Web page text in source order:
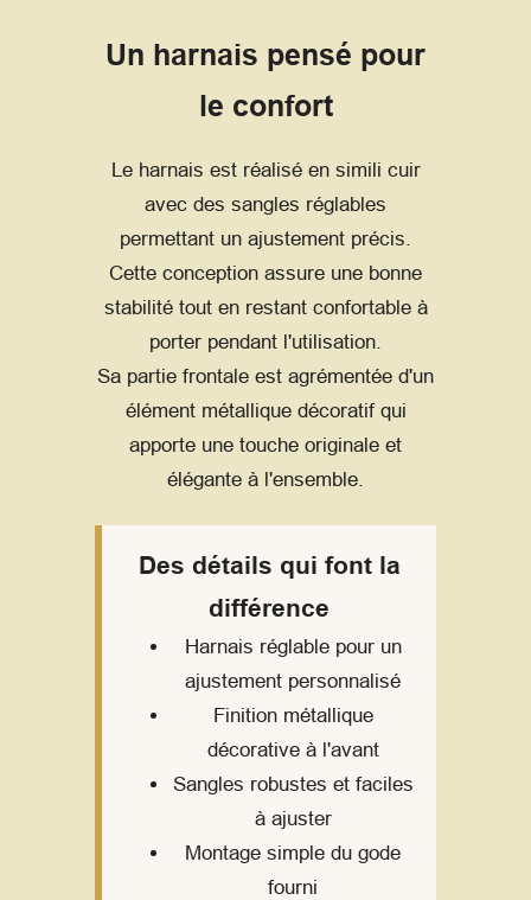
Un harnais pensé pour
le confort
Le harnais est réalisé en simili cuir
avec des sangles réglables
permettant un ajustement précis.
Cette conception assure une bonne
stabilité tout en restant confortable à
porter pendant l'utilisation.
Sa partie frontale est agrémentée d'un
élément métallique décoratif qui
apporte une touche originale et
élégante à l'ensemble.
Des détails qui font la
différence
Harnais réglable pour un
ajustement personnalisé
Finition métallique
décorative à l'avant
Sangles robustes et faciles
à ajuster
Montage simple du gode
fourni